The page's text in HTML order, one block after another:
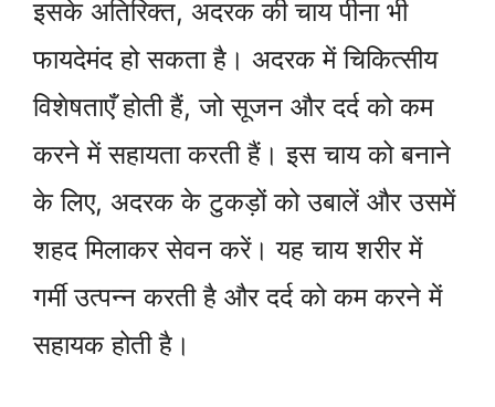
इसके अतिरिक्त, अदरक की चाय पीना भी
फायदेमंद हो सकता है। अदरक में चिकित्सीय
विशेषताएँ होती हैं, जो सूजन और दर्द को कम
करने में सहायता करती हैं। इस चाय को बनाने
के लिए, अदरक के टुकड़ों को उबालें और उसमें
शहद मिलाकर सेवन करें। यह चाय शरीर में
गर्मी उत्पन्न करती है और दर्द को कम करने में
सहायक होती है।